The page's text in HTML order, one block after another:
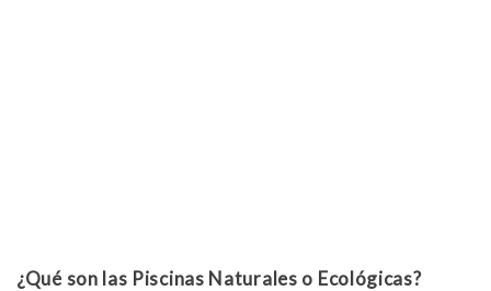
¿Qué son las Piscinas Naturales o Ecológicas?